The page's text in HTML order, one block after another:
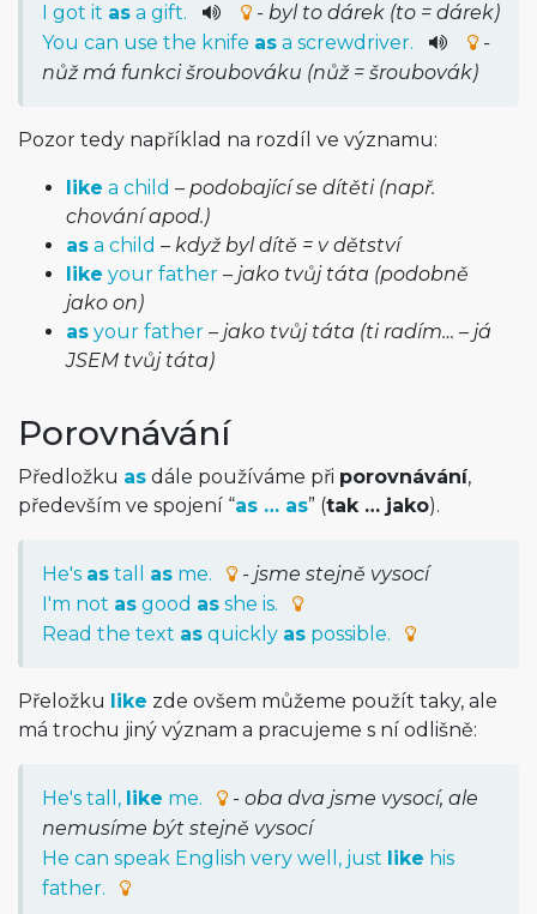
I got it as a gift.
- byl to dárek (to = dárek)
You can use the knife as a screwdriver.
-
nůž má funkci šroubováku (nůž = šroubovák)
Pozor tedy například na rozdíl ve významu:
like a child – podobající se dítěti (např.
chování apod.)
as a child – když byl dítě = v dětství
like your father – jako tvůj táta (podobně
jako on)
as your father – jako tvůj táta (ti radím… – já
JSEM tvůj táta)
Porovnávání
Předložku as dále používáme při porovnávání,
především ve spojení “as … as” (tak … jako).
He's as tall as me.
- jsme stejně vysocí
I'm not as good as she is.
Read the text as quickly as possible.
Přeložku like zde ovšem můžeme použít taky, ale
má trochu jiný význam a pracujeme s ní odlišně:
He's tall, like me.
- oba dva jsme vysocí, ale
nemusíme být stejně vysocí
He can speak English very well, just like his
father.